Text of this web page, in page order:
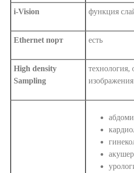
i-Vision функция
Ethernet порт есть
High density
Sampling
технология,